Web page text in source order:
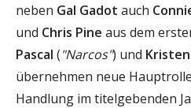
neben Gal Gadot auch
und Chris Pine aus dem
Pascal ("Narcos") und
übernehmen neue
Handlung im titelgebenden